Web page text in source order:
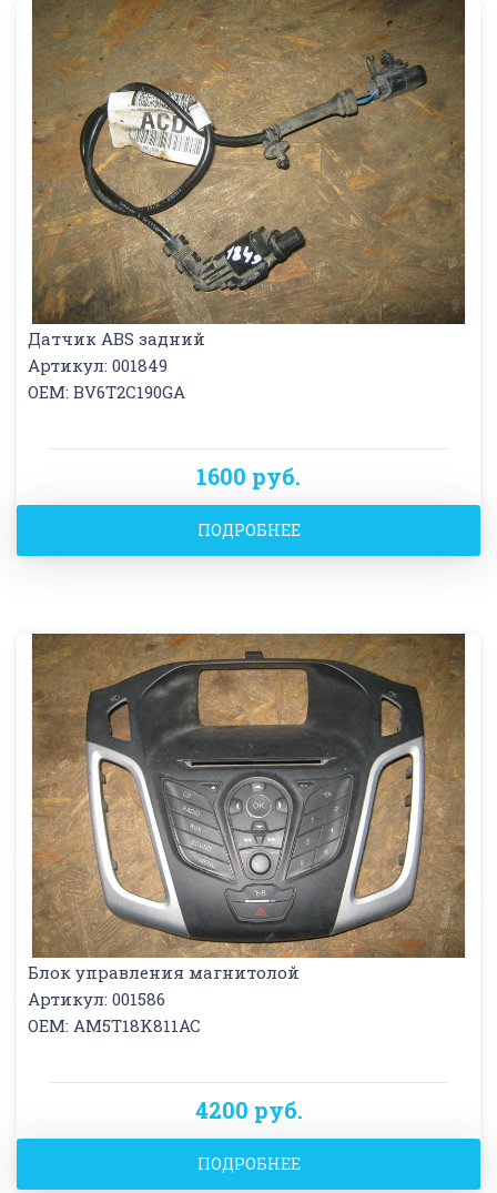
Датчик ABS задний
Артикул: 001849
OEM: BV6T2C190GA
1600 руб.
ПОДРОБНЕЕ
Блок управления магнитолой
Артикул: 001586
OEM: AM5T18K811AC
4200 руб.
ПОДРОБНЕЕ